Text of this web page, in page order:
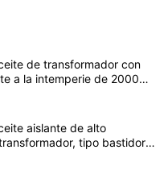
de transformador con
a la intemperie de 2000
aislante de alto
tipo bastidor,